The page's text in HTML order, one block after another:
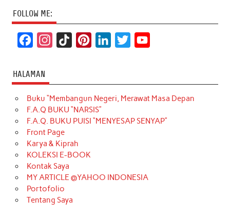
FOLLOW ME:
c
e
b
o
o
k
t
a
g
r
a
m
T
o
k
t
e
r
k
e
d
t
t
e
T
u
b
HALAMAN
Buku “Membangun Negeri, Merawat Masa Depan
F.A.Q BUKU “NARSIS”
F.A.Q. BUKU PUISI “MENYESAP SENYAP”
Front Page
Karya & Kiprah
KOLEKSI E-BOOK
Kontak Saya
MY ARTICLE @YAHOO INDONESIA
Portofolio
Tentang Saya